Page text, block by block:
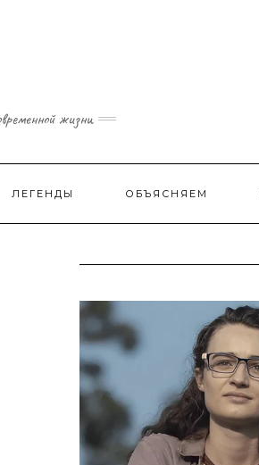
жизни
ЛЕГЕНДЫ ОБЪЯСНЯЕМ